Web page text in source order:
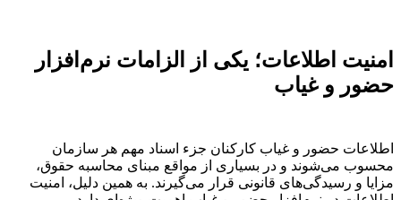
امنیت اطلاعات؛ یکی از الزامات نرم‌افزار
حضور و غیاب
اطلاعات حضور و غیاب کارکنان جزء اسناد مهم هر سازمان
محسوب می‌شوند و در بسیاری از مواقع مبنای محاسبه حقوق،
مزایا و رسیدگی‌های قانونی قرار می‌گیرند. به همین دلیل، امنیت